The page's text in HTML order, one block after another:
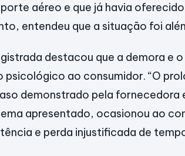
aéreo e que já havia
entendeu que a situação foi
destacou que a demora e
psicológico ao consumidor. “O
demonstrado pela fornecedora
apresentado, ocasionou ao
e perda injustificada de